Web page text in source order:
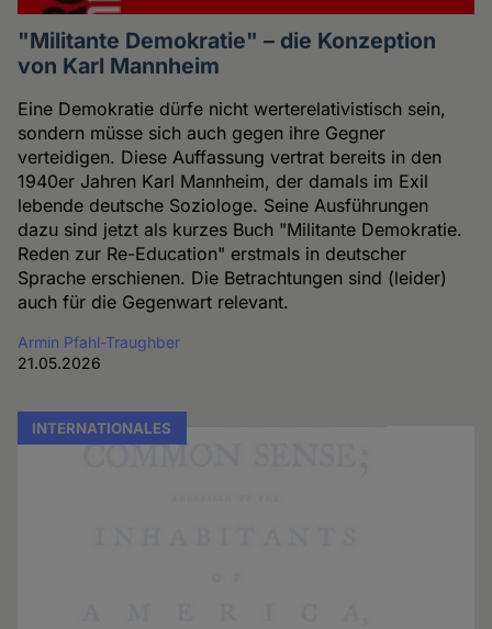
"Militante Demokratie" – die Konzeption
von Karl Mannheim
Eine Demokratie dürfe nicht werterelativistisch sein,
sondern müsse sich auch gegen ihre Gegner
verteidigen. Diese Auffassung vertrat bereits in den
1940er Jahren Karl Mannheim, der damals im Exil
lebende deutsche Soziologe. Seine Ausführungen
dazu sind jetzt als kurzes Buch "Militante Demokratie.
Reden zur Re-Education" erstmals in deutscher
Sprache erschienen. Die Betrachtungen sind (leider)
auch für die Gegenwart relevant.
Armin Pfahl-Traughber
21.05.2026
INTERNATIONALES